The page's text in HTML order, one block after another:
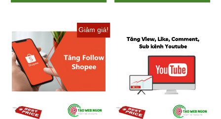
Giảm giá!